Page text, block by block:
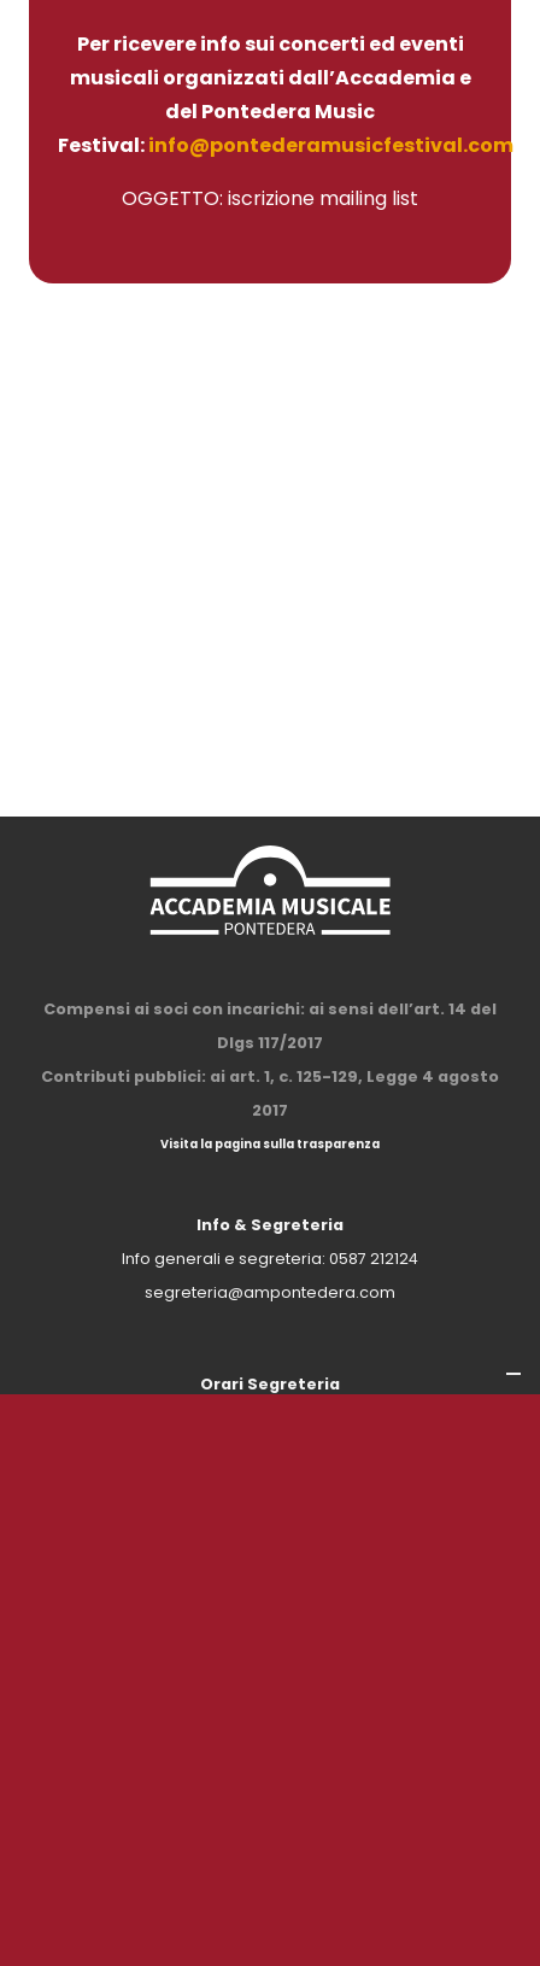
Per ricevere info sui concerti ed eventi
musicali organizzati dall’Accademia e
del Pontedera Music
Festival:info@pontederamusicfestival.com
OGGETTO: iscrizione mailing list
Compensi ai soci con incarichi: ai sensi dell’art. 14 del
Dlgs 117/2017
Contributi pubblici: ai art. 1, c. 125-129, Legge 4 agosto
2017
Visita la pagina sulla trasparenza
Info & Segreteria
Info generali e segreteria: 0587 212124
segreteria@ampontedera.com
Orari Segreteria